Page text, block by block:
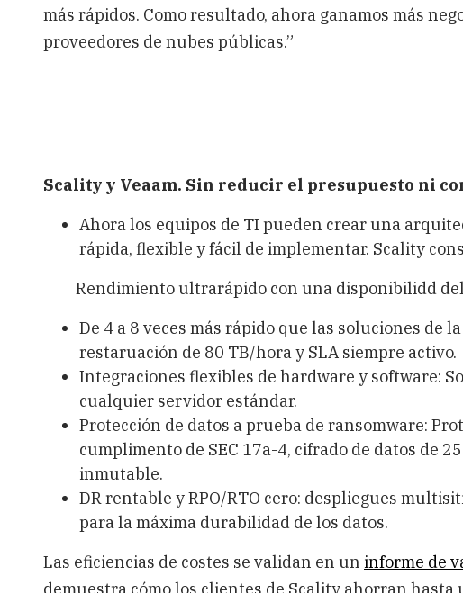
más rápidos. Como resultado, ahora ganamos más
proveedores de nubes públicas.”
Scality y Veaam. Sin reducir el presupuesto ni
Ahora los equipos de TI pueden crear una
rápida, flexible y fácil de implementar. Scality
Rendimiento ultrarápido con una disponibilidd del
De 4 a 8 veces más rápido que las soluciones de
restaruación de 80 TB/hora y SLA siempre activo.
Integraciones flexibles de hardware y software:
cualquier servidor estándar.
Protección de datos a prueba de ransomware:
cumplimento de SEC 17a-4, cifrado de datos de
inmutable.
DR rentable y RPO/RTO cero: despliegues
para la máxima durabilidad de los datos.
Las eficiencias de costes se validan en un informe de